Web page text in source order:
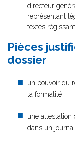
directeur
représentant
textes
Pièces
dossier
un pouvoir du
la formalité
une attestation
dans un